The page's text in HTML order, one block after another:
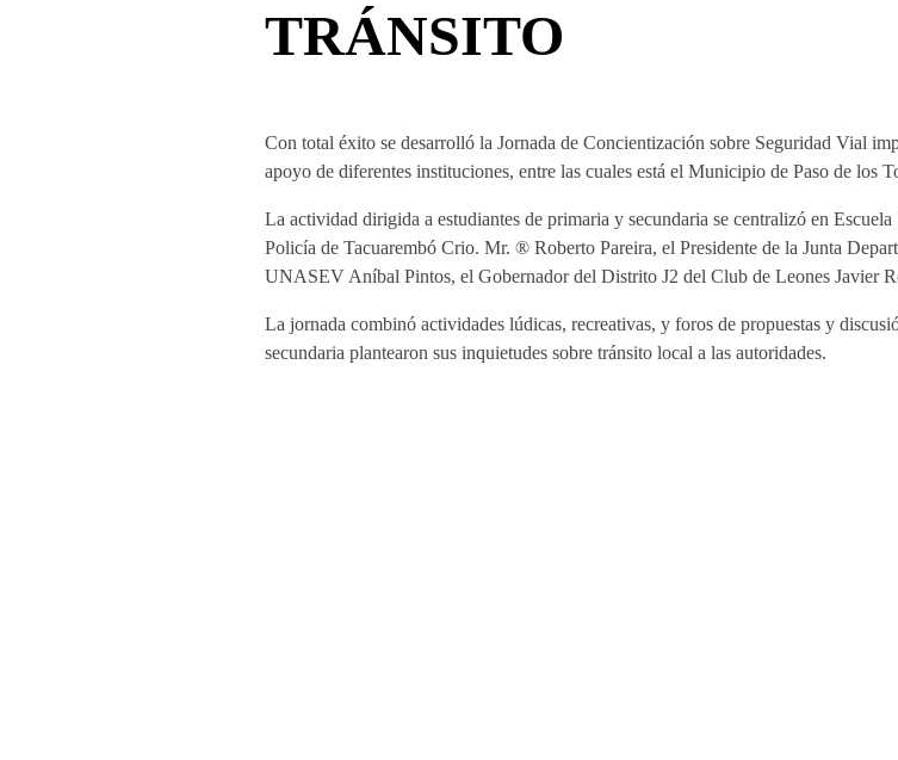
TRÁNSITO
Con total éxito se desarrolló la Jornada de Concientización sobre Seguridad Vial
apoyo de diferentes instituciones, entre las cuales está el Municipio de Paso de los
La actividad dirigida a estudiantes de primaria y secundaria se centralizó en
Policía de Tacuarembó Crio. Mr. ® Roberto Pareira, el Presidente de la Junta
UNASEV Aníbal Pintos, el Gobernador del Distrito J2 del Club de Leones Javier
La jornada combinó actividades lúdicas, recreativas, y foros de propuestas y
secundaria plantearon sus inquietudes sobre tránsito local a las autoridades.